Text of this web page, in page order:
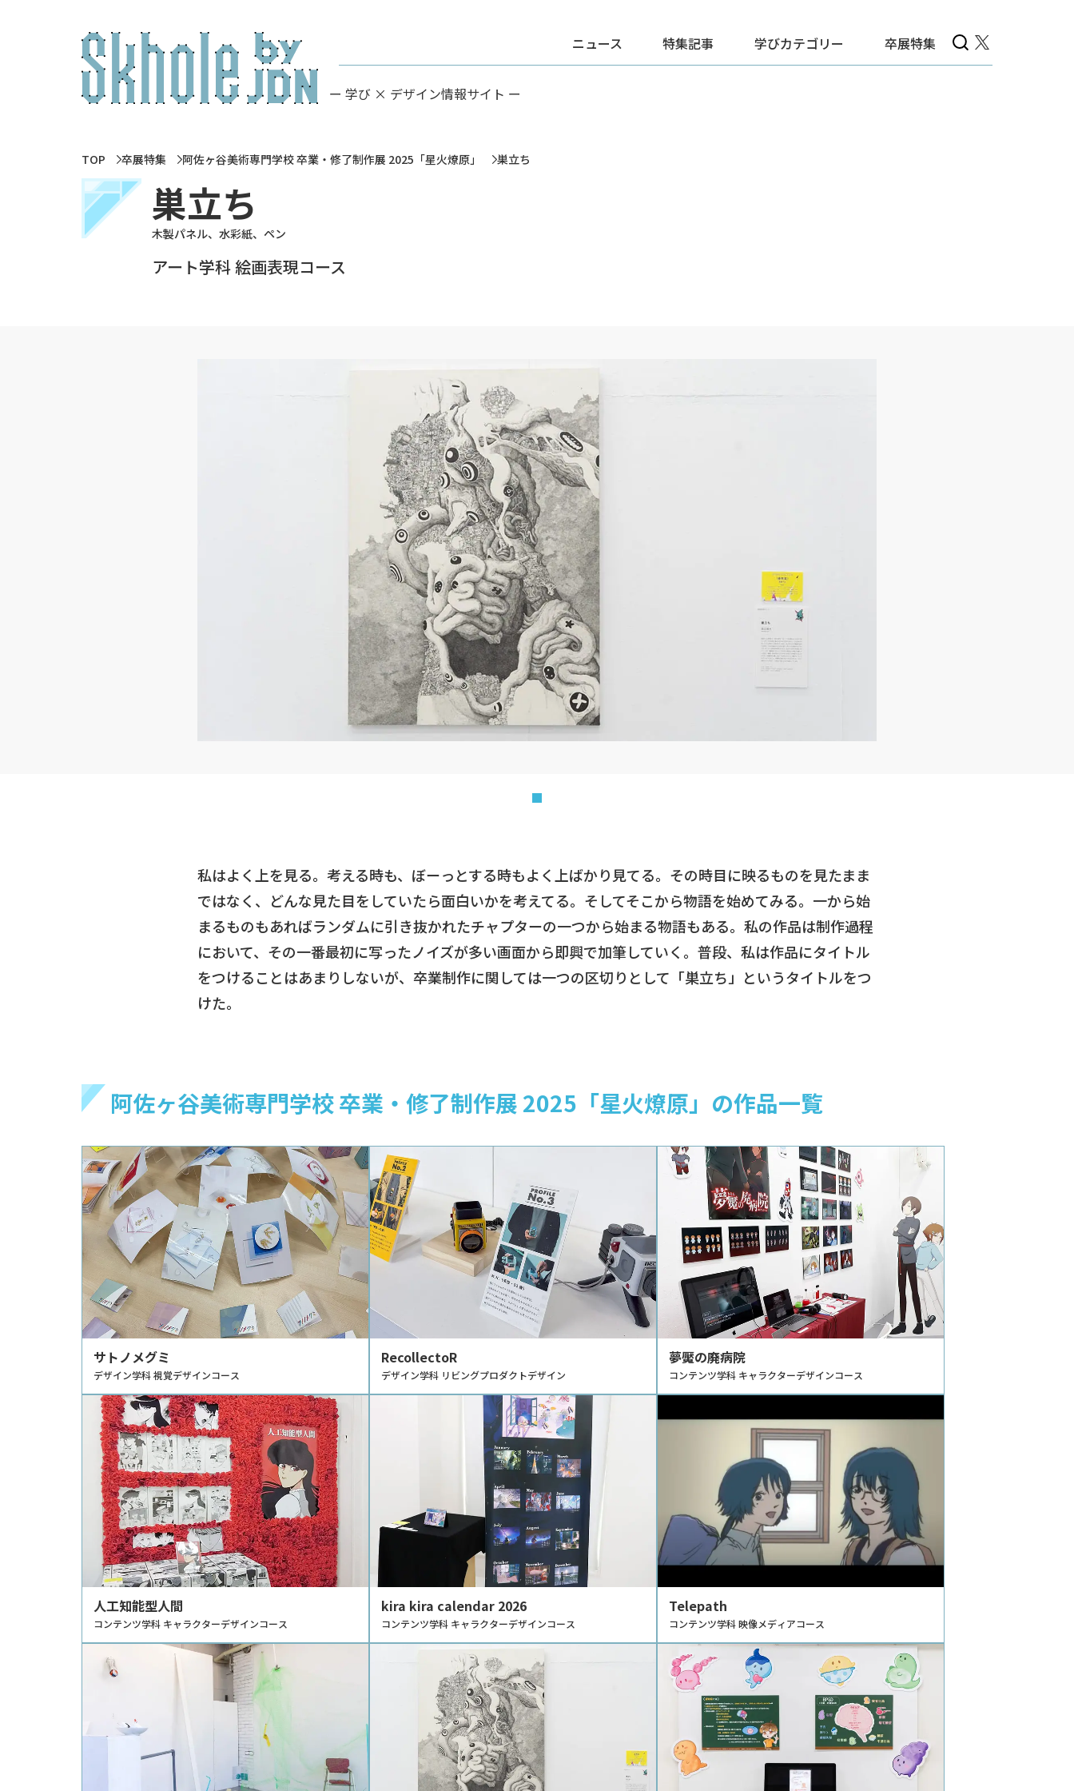
ー 学び × デザイン情報サイト ー
ニュース 特集記事 学びカテゴリー 卒展特集
TOP 卒展特集 阿佐ヶ谷美術専門学校 卒業・修了制作展 2025「星火燎原」 巣立ち
巣立ち
木製パネル、水彩紙、ペン
アート学科 絵画表現コース
私はよく上を見る。考える時も、ぼーっとする時もよく上ばかり見てる。その時目に映るものを見たまま
ではなく、どんな見た目をしていたら面白いかを考えてる。そしてそこから物語を始めてみる。一から始
まるものもあればランダムに引き抜かれたチャプターの一つから始まる物語もある。私の作品は制作過程
において、その一番最初に写ったノイズが多い画面から即興で加筆していく。普段、私は作品にタイトル
をつけることはあまりしないが、卒業制作に関しては一つの区切りとして「巣立ち」というタイトルをつ
けた。
阿佐ヶ谷美術専門学校 卒業・修了制作展 2025「星火燎原」の作品一覧
サトノメグミ
デザイン学科 視覚デザインコース
RecollectoR
デザイン学科 リビングプロダクトデザイン
夢魘の廃病院
コンテンツ学科 キャラクターデザインコース
人工知能型人間
コンテンツ学科 キャラクターデザインコース
kira kira calendar 2026
コンテンツ学科 キャラクターデザインコース
Telepath
コンテンツ学科 映像メディアコース